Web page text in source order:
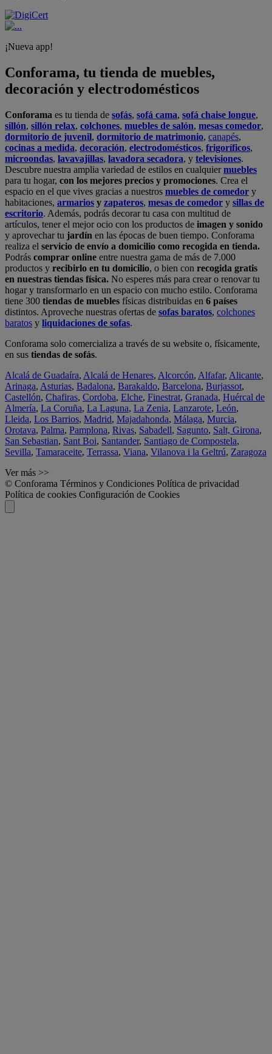
¡Nueva app!
Conforama, tu tienda de muebles,
decoración y electrodomésticos
Conforama es tu tienda de sofás, sofá cama, sofá chaise longue,
sillón, sillón relax, colchones, muebles de salón, mesas comedor,
dormitorio de juvenil, dormitorio de matrimonio, canapés,
cocinas a medida, decoración, electrodomésticos, frigoríficos,
microondas, lavavajillas, lavadora secadora, y televisiones.
Descubre nuestra amplia variedad de estilos en cualquiermuebles
para tu hogar, con los mejores precios y promociones. Crea el
espacio en el que vives gracias a nuestros muebles de comedor y
habitaciones, armarios y zapateros, mesas de comedor y sillas de
escritorio. Además, podrás decorar tu casa con multitud de
artículos, tener el mejor ocio con los productos de imagen y sonido
y aprovechar tu jardín en las épocas de buen tiempo. Conforama
realiza el servicio de envío a domicilio como recogida en tienda.
Podrás comprar online entre nuestra gama de más de 7.000
productos y recibirlo en tu domicilio, o bien con recogida gratis
en nuestras tiendas física. No esperes más para crear o renovar tu
hogar y transformarlo en un espacio con mucho estilo. Conforama
tiene 300 tiendas de muebles físicas distribuidas en 6 países
distintos. Aproveche nuestras ofertas de sofas baratos, colchones
baratos y liquidaciones de sofas.
Conforama solo comercializa a través de su website o, físicamente,
en sus tiendas de sofás.
Alcalá de Guadaíra, Alcalá de Henares, Alcorcón, Alfafar, Alicante,
Arinaga, Asturias, Badalona, Barakaldo, Barcelona, Burjassot,
Castellón, Chafiras, Cordoba, Elche, Finestrat, Granada, Huércal de
Almería, La Coruña, La Laguna, La Zenia, Lanzarote, León,
Lleida, Los Barrios, Madrid, Majadahonda, Málaga, Murcia,
Orotava, Palma, Pamplona, Rivas, Sabadell, Sagunto, Salt, Girona,
San Sebastian, Sant Boi, Santander, Santiago de Compostela,
Sevilla, Tamaraceite, Terrassa, Viana, Vilanova i la Geltrú, Zaragoza
Ver más >>
© Conforama Términos y Condiciones Política de privacidad
Política de cookies Configuración de Cookies